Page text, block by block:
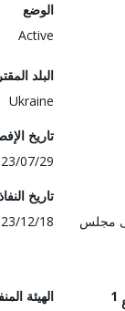
البلد المقترض
تاريخ الإفصاح
2023/07/29
تاريخ النفاذ
2023/12/18
الهيئة المنفذة